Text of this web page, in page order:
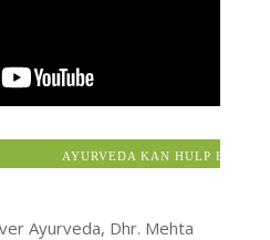
AYURVEDA KAN HULP
Ayurveda, Dhr. Mehta